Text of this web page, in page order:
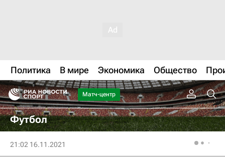
Политика В мире Экономика Общество
Матч-центр
Футбол
21:02 16.11.2021